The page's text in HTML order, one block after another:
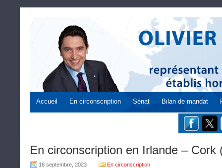
Accueil En circonscription Sénat Bilan de mandat
En circonscription en Irlande – Cork
18 septembre, 2023 En circonscription